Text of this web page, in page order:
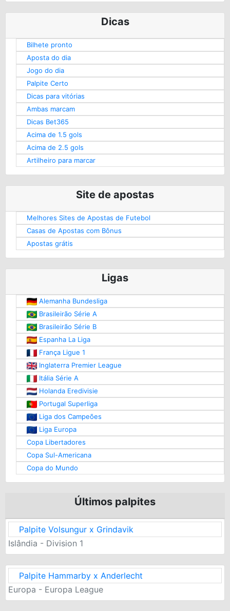
Dicas
Bilhete pronto
Aposta do dia
Jogo do dia
Palpite Certo
Dicas para vitórias
Ambas marcam
Dicas Bet365
Acima de 1.5 gols
Acima de 2.5 gols
Artilheiro para marcar
Site de apostas
Melhores Sites de Apostas de Futebol
Casas de Apostas com Bônus
Apostas grátis
Ligas
Alemanha Bundesliga
Brasileirão Série A
Brasileirão Série B
Espanha La Liga
França Ligue 1
Inglaterra Premier League
Itália Série A
Holanda Eredivisie
Portugal Superliga
Liga dos Campeões
Liga Europa
Copa Libertadores
Copa Sul-Americana
Copa do Mundo
Últimos palpites
Palpite Volsungur x Grindavik
Islândia - Division 1
Palpite Hammarby x Anderlecht
Europa - Europa League